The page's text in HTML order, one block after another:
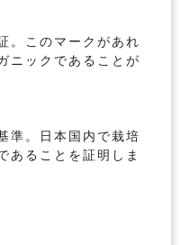
。このマークがあれ
ニックであることが
準。日本国内で栽培
あることを証明しま